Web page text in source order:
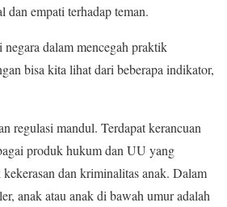
dan empati terhadap teman.
dalam mencegah praktik
bisa kita lihat dari beberapa indikator,
regulasi mandul. Terdapat kerancuan
produk hukum dan UU yang
dan kriminalitas anak. Dalam
anak atau anak di bawah umur adalah